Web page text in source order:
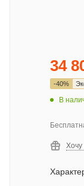
34
-40%
В
Хочу